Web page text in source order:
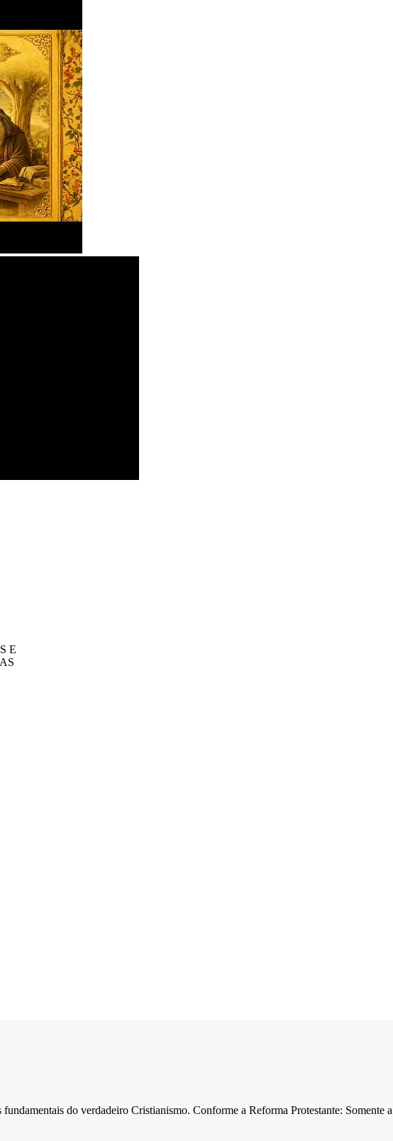
E
do verdadeiro Cristianismo. Conforme a Reforma Protestante: Somente a